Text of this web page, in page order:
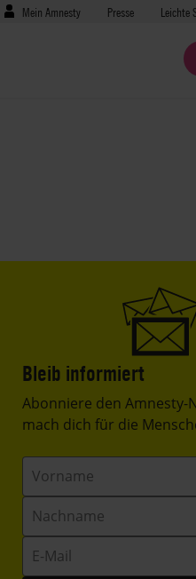
Benutzermenü
Mein Amnesty Presse
Presse Leichte
Bleib informiert
Header
Text
Abonniere den Amnesty-
mach dich für die
Vorname
Nachname
E-
Mail